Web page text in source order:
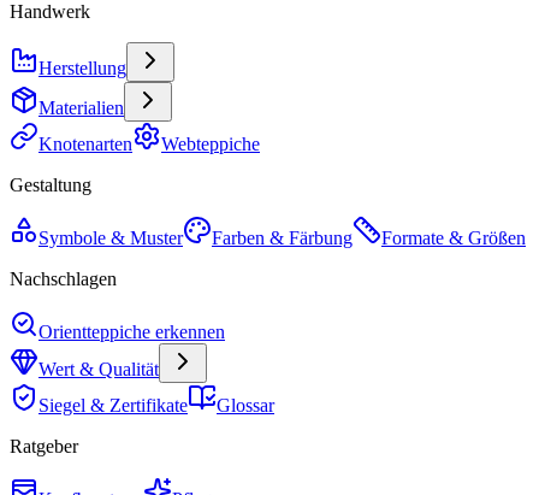
Handwerk
Herstellung
Materialien
Knotenarten
Webteppiche
Gestaltung
Symbole & Muster Farben & Färbung
Formate & Größen
Nachschlagen
Orientteppiche erkennen
Wert & Qualität
Siegel & Zertifikate
Glossar
Ratgeber